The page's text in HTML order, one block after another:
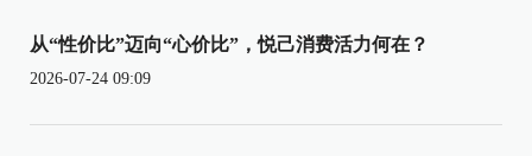
从“性价比”迈向“心价比”，悦己消费活力何在？
2026-07-24 09:09